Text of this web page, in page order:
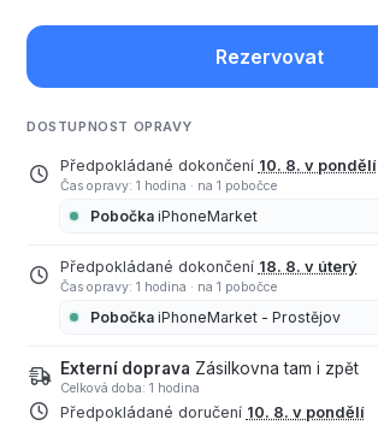
Rezervovat
DOSTUPNOST OPRAVY
Předpokládané dokončení 10. 8. v pondělí
Čas opravy: 1 hodina · na 1 pobočce
Pobočka iPhoneMarket
Předpokládané dokončení 18. 8. v úterý
Čas opravy: 1 hodina · na 1 pobočce
Pobočka iPhoneMarket - Prostějov
Externí doprava Zásilkovna tam i zpět
Celková doba: 1 hodina
Předpokládané doručení 10. 8. v pondělí